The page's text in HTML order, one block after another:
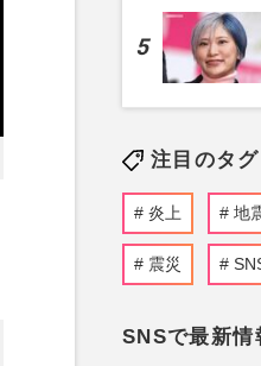
注目のタグ
炎上 地
震災
SNSで最新情